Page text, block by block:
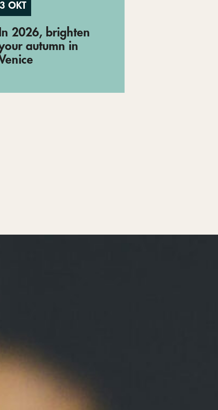
OKT
2026, brighten
autumn in